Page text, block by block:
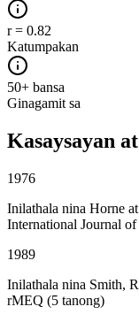
r = 0.82
Katumpakan
50+ bansa
Ginagamit sa
Kasaysayan
1976
Inilathala nina Horne
International Journal
1989
Inilathala nina Smith,
rMEQ (5 tanong)